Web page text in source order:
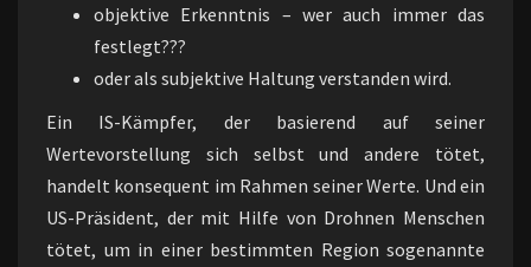
objektive Erkenntnis – wer auch immer das
festlegt???
oder als subjektive Haltung verstanden wird.
Ein IS-Kämpfer, der basierend auf seiner
Wertevorstellung sich selbst und andere tötet,
handelt konsequent im Rahmen seiner Werte. Und ein
US-Präsident, der mit Hilfe von Drohnen Menschen
tötet, um in einer bestimmten Region sogenannte